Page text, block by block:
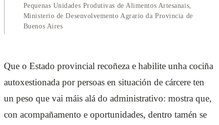
Pequenas Unidades Produtivas de Alimentos Artesanais,
Ministerio de Desenvolvemento Agrario da Provincia de
Buenos Aires
Que o Estado provincial recoñeza e habilite unha cociña
autoxestionada por persoas en situación de cárcere ten
un peso que vai máis alá do administrativo: mostra que,
con acompañamento e oportunidades, dentro tamén se